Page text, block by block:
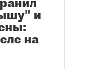
и
на